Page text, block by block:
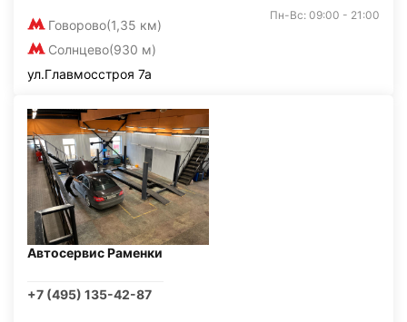
Говорово(1,35 км)
Солнцево(930 м)
Пн-Вс: 09:00 - 21:00
ул.Главмосстроя 7а
Автосервис Раменки
+7 (495) 135-42-87